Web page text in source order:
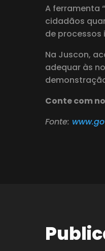
A ferramenta
cidadãos
de processos
Na Juscon,
adequar às
Conte com
Fonte: